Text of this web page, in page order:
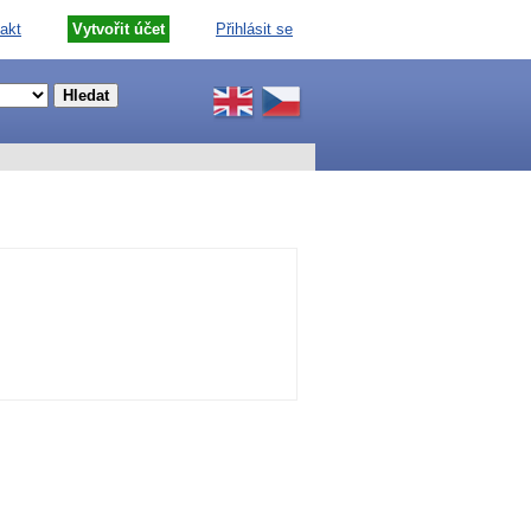
Vytvořit účet Přihlásit se